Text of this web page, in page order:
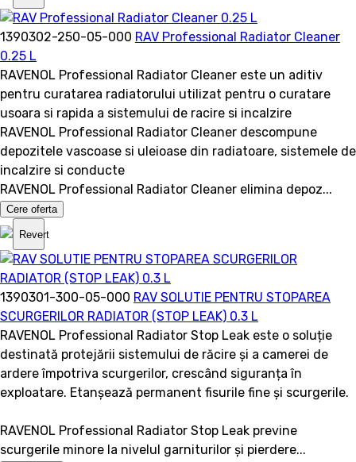
1390302-250-05-000 RAV Professional Radiator Cleaner
0.25 L
RAVENOL Professional Radiator Cleaner este un aditiv
pentru curatarea radiatorului utilizat pentru o curatare
usoara si rapida a sistemului de racire si incalzire
RAVENOL Professional Radiator Cleaner descompune
depozitele vascoase si uleioase din radiatoare, sistemele de
incalzire si conducte
RAVENOL Professional Radiator Cleaner elimina depoz...
Cere oferta
Revert
1390301-300-05-000 RAV SOLUTIE PENTRU STOPAREA
SCURGERILOR RADIATOR (STOP LEAK) 0.3 L
RAVENOL Professional Radiator Stop Leak este o soluție
destinată protejării sistemului de răcire și a camerei de
ardere împotriva scurgerilor, crescând siguranța în
exploatare. Etanșează permanent fisurile fine și scurgerile.
RAVENOL Professional Radiator Stop Leak previne
scurgerile minore la nivelul garniturilor și pierdere...